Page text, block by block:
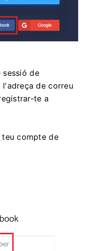
de
de correu
te a
compte de